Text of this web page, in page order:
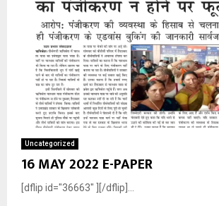
Uncategorized
16 MAY 2022 E-PAPER
[dflip id="36663" ][/dflip]...